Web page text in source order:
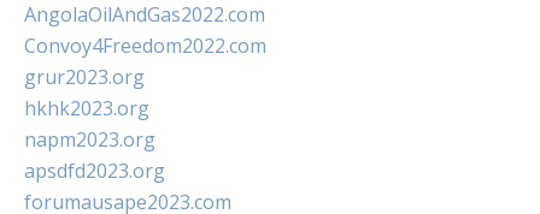
AngolaOilAndGas2022.com
Convoy4Freedom2022.com
grur2023.org
hkhk2023.org
napm2023.org
apsdfd2023.org
forumausape2023.com